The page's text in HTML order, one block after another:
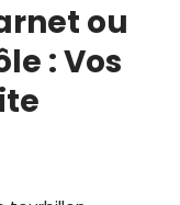
ou
: Vos